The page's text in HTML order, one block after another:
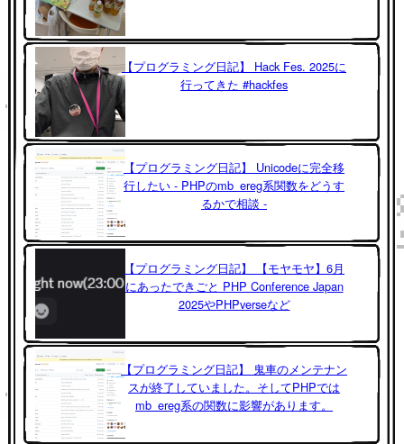
【プログラミング日記】 Hack Fes. 2025に
行ってきた #hackfes
【プログラミング日記】 Unicodeに完全移
行したい - PHPのmb_ereg系関数をどうす
るかで相談 -
【プログラミング日記】 【モヤモヤ】6月
にあったできごと PHP Conference Japan
2025やPHPverseなど
【プログラミング日記】 鬼車のメンテナン
スが終了していました。そしてPHPでは
mb_ereg系の関数に影響があります。